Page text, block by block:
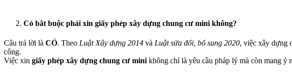
Có bắt buộc phải xin giấy phép xây dựng chung cư mini không?
Câu trả lời là CÓ. Theo Luật Xây dựng 2014 và Luật sửa đổi, bổ sung 2020, việc xây dựng
công.
Việc xin giấy phép xây dựng chung cư mini không chỉ là yêu cầu pháp lý mà còn mang ý